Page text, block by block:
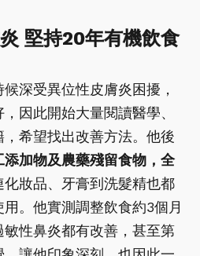
堅持20年有機飲食
深受異位性皮膚炎困擾，
因此開始大量閱讀醫學、
希望找出改善方法。他後
加物及農藥殘留食物，全
化妝品、牙膏到洗髮精也都
。他實測調整飲食約3個月
性鼻炎都有改善，甚至第